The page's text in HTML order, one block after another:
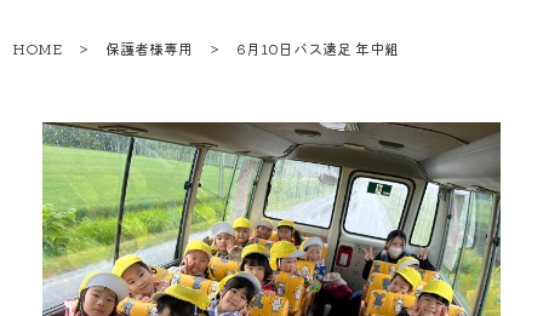
HOME ＞ 保護者様専用 ＞ 6月10日バス遠足 年中組